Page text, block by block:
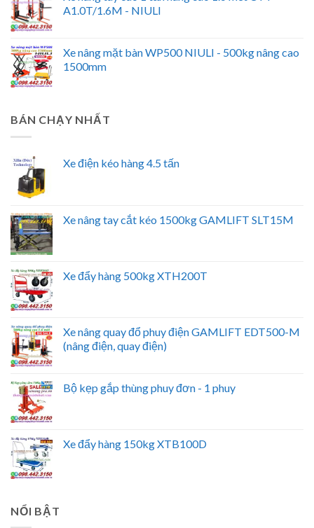
A1.0T/1.6M - NIULI
Xe nâng mặt bàn WP500 NIULI - 500kg nâng cao
1500mm
BÁN CHẠY NHẤT
Xe điện kéo hàng 4.5 tấn
Xe nâng tay cắt kéo 1500kg GAMLIFT SLT15M
Xe đẩy hàng 500kg XTH200T
Xe nâng quay đổ phuy điện GAMLIFT EDT500-M
(nâng điện, quay điện)
Bộ kẹp gắp thùng phuy đơn - 1 phuy
Xe đẩy hàng 150kg XTB100D
NỔI BẬT